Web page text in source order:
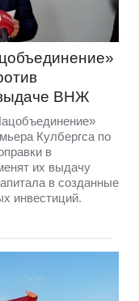
ВНЖ
Кулбергса по
в
их выдачу
в созданные
инвестиций.